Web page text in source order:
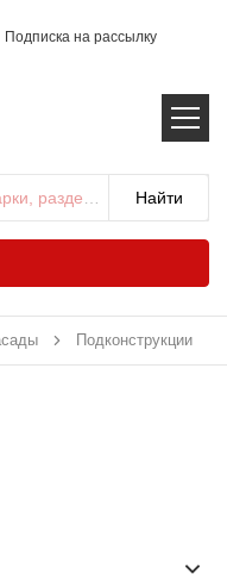
Подписка на рассылку
раздела...
Подконструкции